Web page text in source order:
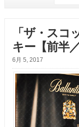
「ザ・スコ
キー【前半
6月 5, 2017